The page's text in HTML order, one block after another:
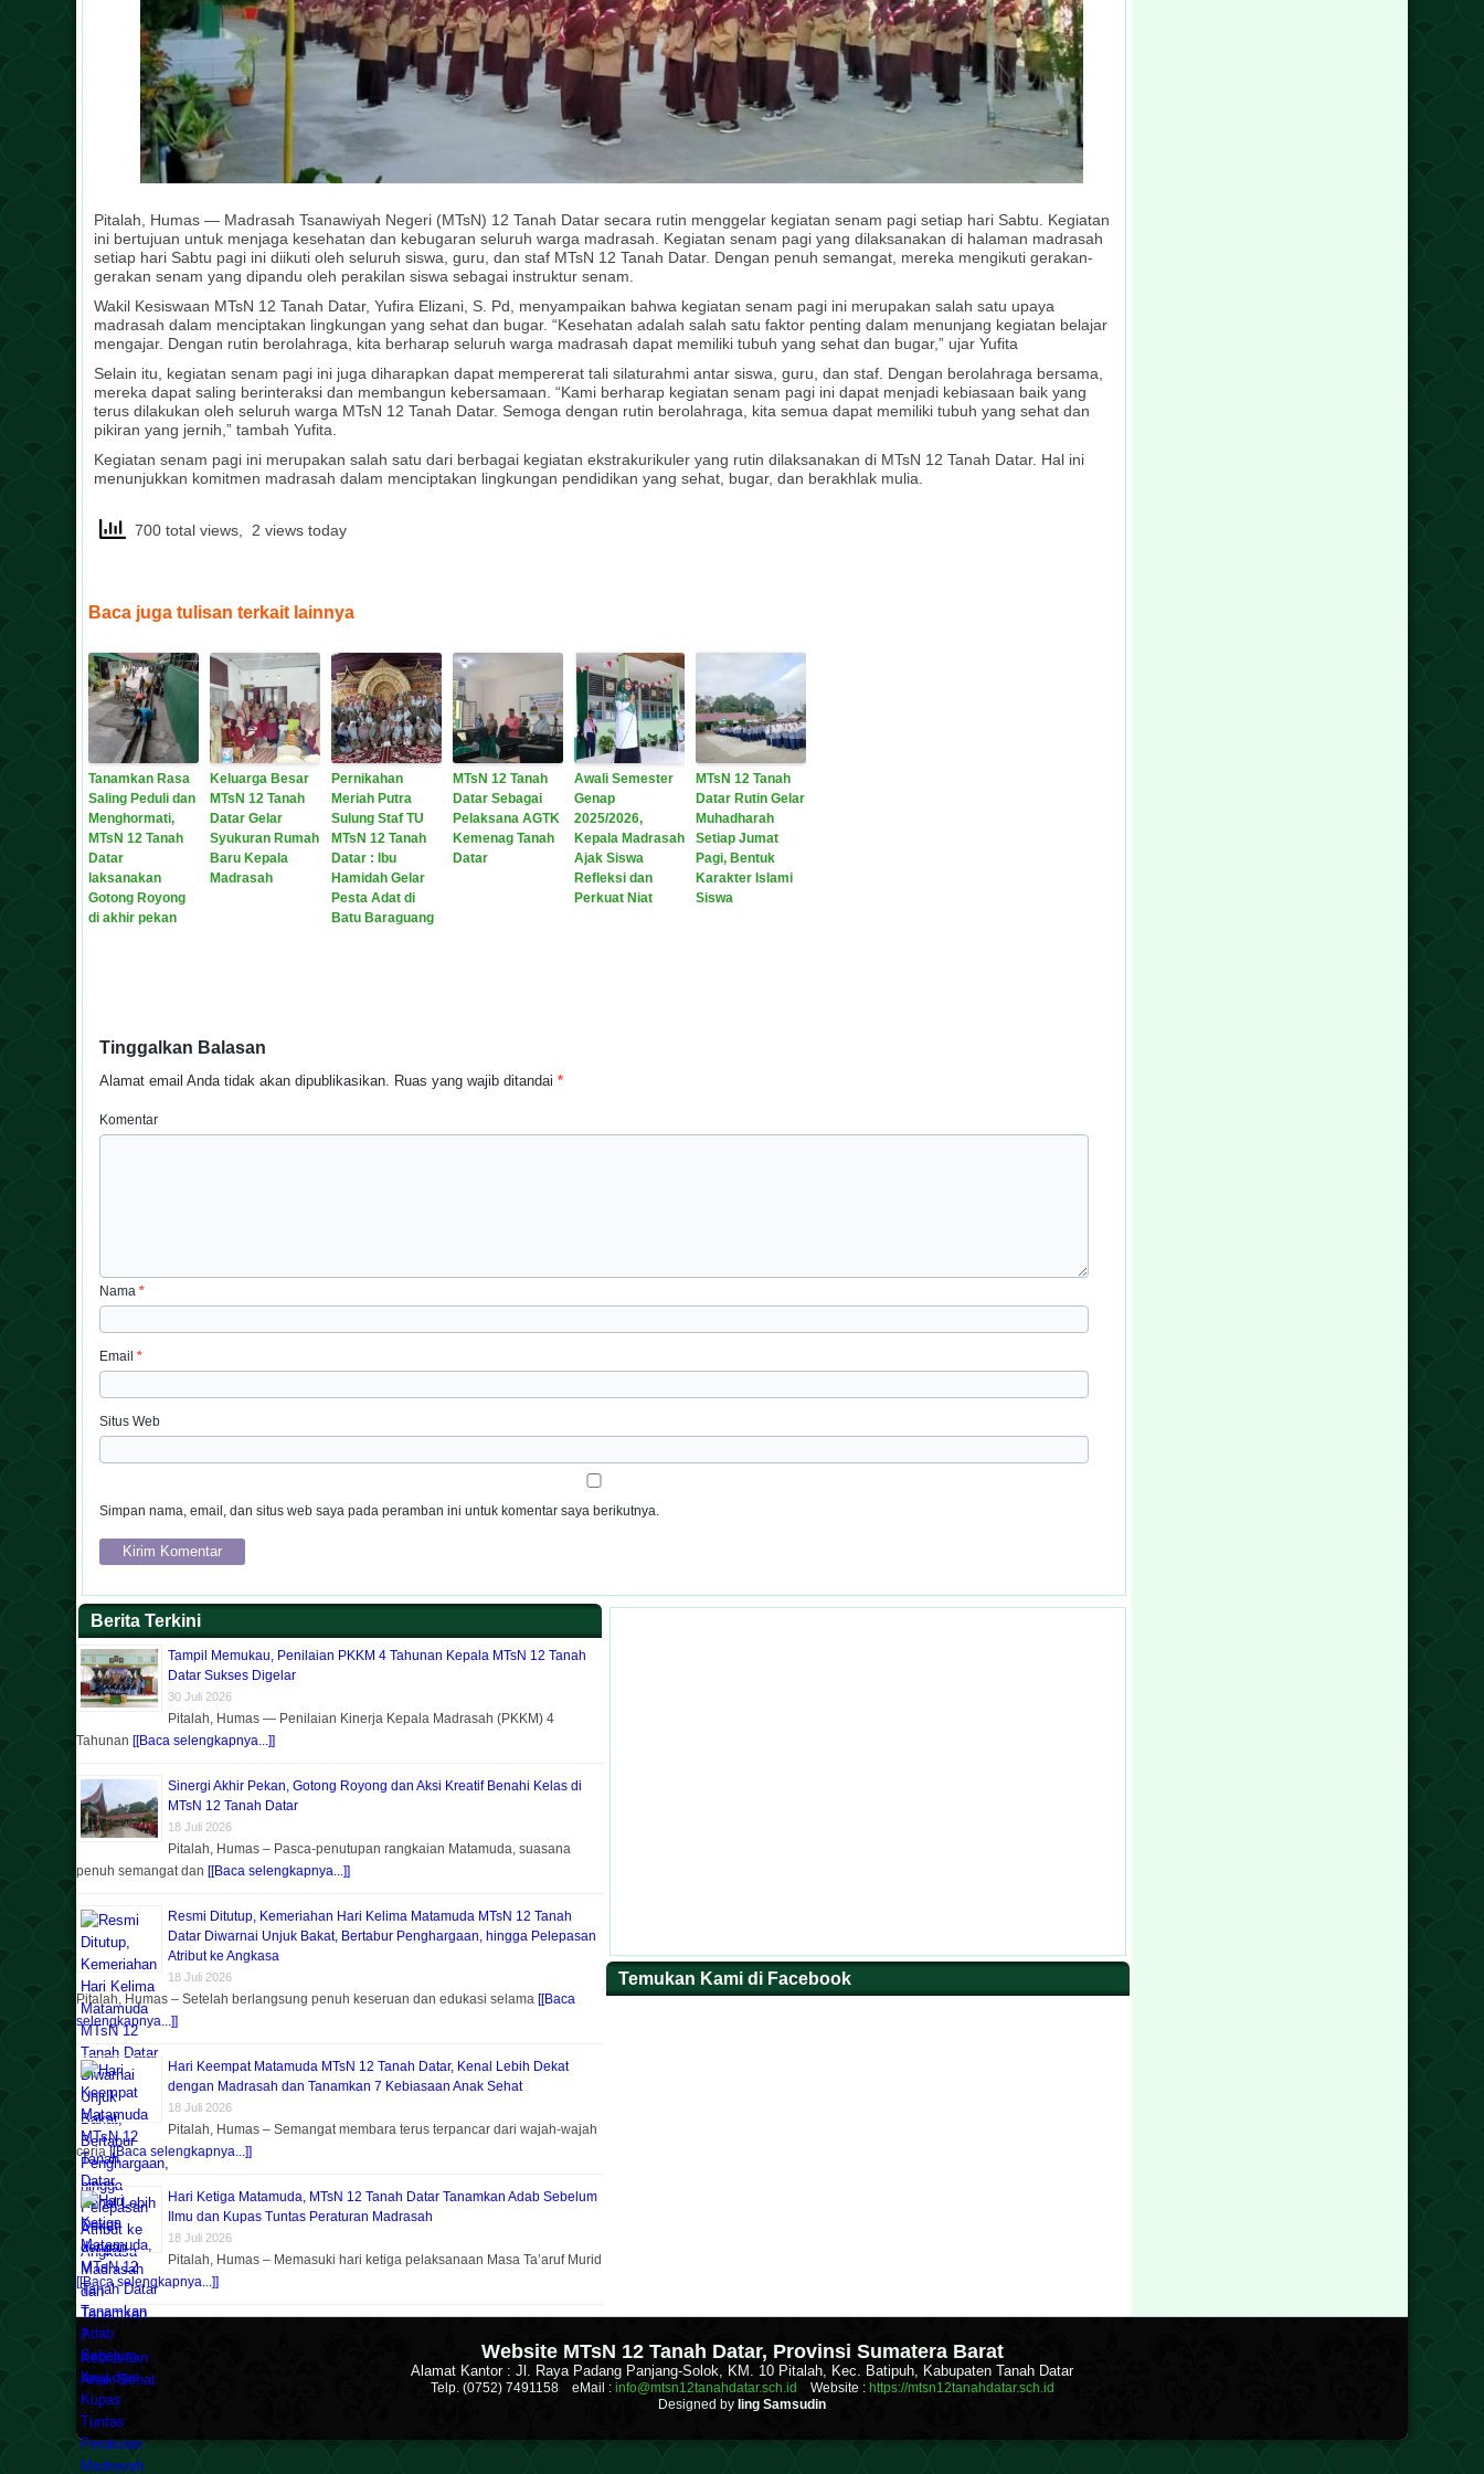
Pitalah, Humas — Madrasah Tsanawiyah Negeri (MTsN) 12 Tanah Datar secara rutin menggelar kegiatan senam pagi setiap hari Sabtu. Kegiatan
ini bertujuan untuk menjaga kesehatan dan kebugaran seluruh warga madrasah. Kegiatan senam pagi yang dilaksanakan di halaman madrasah
setiap hari Sabtu pagi ini diikuti oleh seluruh siswa, guru, dan staf MTsN 12 Tanah Datar. Dengan penuh semangat, mereka mengikuti gerakan-
gerakan senam yang dipandu oleh perakilan siswa sebagai instruktur senam.
Wakil Kesiswaan MTsN 12 Tanah Datar, Yufira Elizani, S. Pd, menyampaikan bahwa kegiatan senam pagi ini merupakan salah satu upaya
madrasah dalam menciptakan lingkungan yang sehat dan bugar. “Kesehatan adalah salah satu faktor penting dalam menunjang kegiatan belajar
mengajar. Dengan rutin berolahraga, kita berharap seluruh warga madrasah dapat memiliki tubuh yang sehat dan bugar,” ujar Yufita
Selain itu, kegiatan senam pagi ini juga diharapkan dapat mempererat tali silaturahmi antar siswa, guru, dan staf. Dengan berolahraga bersama,
mereka dapat saling berinteraksi dan membangun kebersamaan. “Kami berharap kegiatan senam pagi ini dapat menjadi kebiasaan baik yang
terus dilakukan oleh seluruh warga MTsN 12 Tanah Datar. Semoga dengan rutin berolahraga, kita semua dapat memiliki tubuh yang sehat dan
pikiran yang jernih,” tambah Yufita.
Kegiatan senam pagi ini merupakan salah satu dari berbagai kegiatan ekstrakurikuler yang rutin dilaksanakan di MTsN 12 Tanah Datar. Hal ini
menunjukkan komitmen madrasah dalam menciptakan lingkungan pendidikan yang sehat, bugar, dan berakhlak mulia.
700 total views, 2 views today
Baca juga tulisan terkait lainnya
Tanamkan Rasa
Saling Peduli dan
Menghormati,
MTsN 12 Tanah
Datar
laksanakan
Gotong Royong
di akhir pekan
Keluarga Besar
MTsN 12 Tanah
Datar Gelar
Syukuran Rumah
Baru Kepala
Madrasah
Pernikahan
Meriah Putra
Sulung Staf TU
MTsN 12 Tanah
Datar : Ibu
Hamidah Gelar
Pesta Adat di
Batu Baraguang
MTsN 12 Tanah
Datar Sebagai
Pelaksana AGTK
Kemenag Tanah
Datar
Awali Semester
Genap
2025/2026,
Kepala Madrasah
Ajak Siswa
Refleksi dan
Perkuat Niat
MTsN 12 Tanah
Datar Rutin Gelar
Muhadharah
Setiap Jumat
Pagi, Bentuk
Karakter Islami
Siswa
Tinggalkan Balasan
Alamat email Anda tidak akan dipublikasikan. Ruas yang wajib ditandai *
Komentar
Nama *
Email *
Situs Web
Simpan nama, email, dan situs web saya pada peramban ini untuk komentar saya berikutnya.
Berita Terkini
Tampil Memukau, Penilaian PKKM 4 Tahunan Kepala MTsN 12 Tanah
Datar Sukses Digelar
30 Juli 2026
Pitalah, Humas — Penilaian Kinerja Kepala Madrasah (PKKM) 4
Tahunan [[Baca selengkapnya...]]
Sinergi Akhir Pekan, Gotong Royong dan Aksi Kreatif Benahi Kelas di
MTsN 12 Tanah Datar
18 Juli 2026
Pitalah, Humas – Pasca-penutupan rangkaian Matamuda, suasana
penuh semangat dan [[Baca selengkapnya...]]
Resmi Ditutup, Kemeriahan Hari Kelima Matamuda MTsN 12 Tanah
Datar Diwarnai Unjuk Bakat, Bertabur Penghargaan, hingga Pelepasan
Atribut ke Angkasa
18 Juli 2026
Pitalah, Humas – Setelah berlangsung penuh keseruan dan edukasi selama [[Baca
selengkapnya...]]
Hari Keempat Matamuda MTsN 12 Tanah Datar, Kenal Lebih Dekat
dengan Madrasah dan Tanamkan 7 Kebiasaan Anak Sehat
18 Juli 2026
Pitalah, Humas – Semangat membara terus terpancar dari wajah-wajah
ceria [[Baca selengkapnya...]]
Hari Ketiga Matamuda, MTsN 12 Tanah Datar Tanamkan Adab Sebelum
Ilmu dan Kupas Tuntas Peraturan Madrasah
18 Juli 2026
Pitalah, Humas – Memasuki hari ketiga pelaksanaan Masa Ta’aruf Murid
[[Baca selengkapnya...]]
Temukan Kami di Facebook
Website MTsN 12 Tanah Datar, Provinsi Sumatera Barat
Alamat Kantor : Jl. Raya Padang Panjang-Solok, KM. 10 Pitalah, Kec. Batipuh, Kabupaten Tanah Datar
Telp. (0752) 7491158 eMail : info@mtsn12tanahdatar.sch.id Website : https://mtsn12tanahdatar.sch.id
Designed by Iing Samsudin